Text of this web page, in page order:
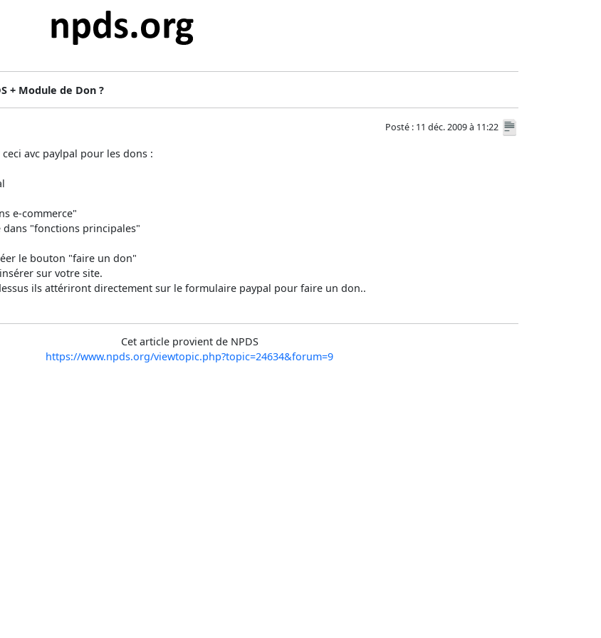
+ Module de Don ?
Posté : 11 déc. 2009 à 11:22
avc paylpal pour les dons :
e-commerce"
dans "fonctions principales"
le bouton "faire un don"
sur votre site.
ils attériront directement sur le formulaire paypal pour faire un don..
Cet article provient de NPDS
https://www.npds.org/viewtopic.php?topic=24634&forum=9